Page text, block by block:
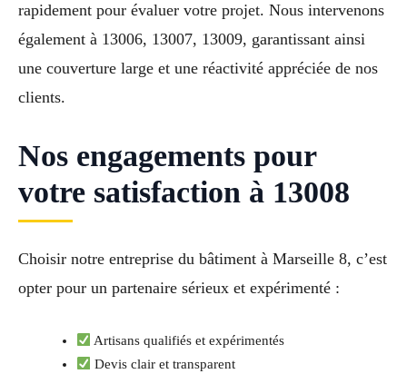
rapidement pour évaluer votre projet. Nous intervenons
également à 13006, 13007, 13009, garantissant ainsi
une couverture large et une réactivité appréciée de nos
clients.
Nos engagements pour
votre satisfaction à 13008
Choisir notre entreprise du bâtiment à Marseille 8, c’est
opter pour un partenaire sérieux et expérimenté :
Artisans qualifiés et expérimentés
Devis clair et transparent